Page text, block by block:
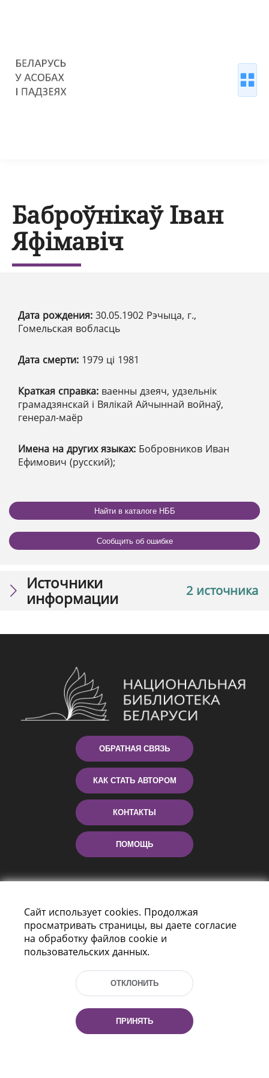
Баброўнікаў Іван
Яфімавіч
Дата рождения: 30.05.1902 Рэчыца, г.,
Гомельская вобласць
Дата смерти: 1979 ці 1981
Краткая справка: ваенны дзеяч, удзельнік
грамадзянскай і Вялікай Айчыннай войнаў,
генерал-маёр
Имена на других языках: Бобровников Иван
Ефимович (русский);
Найти в каталоге НББ
Сообщить об ошибке
2 источника
Источники
информации
ОБРАТНАЯ СВЯЗЬ
КАК СТАТЬ АВТОРОМ
КОНТАКТЫ
ПОМОЩЬ
Пр-т Независимости 116
г. Минск, Республика Беларусь, 220114
Тел.: (+375 17) 368 37 37, Факс: (+375 17)
Эл. почта: inbox@nlb.by
Сайт использует cookies. Продолжая
просматривать страницы, вы даете согласие
на обработку файлов cookie и
пользовательских данных.
ОТКЛОНИТЬ
ПРИНЯТЬ